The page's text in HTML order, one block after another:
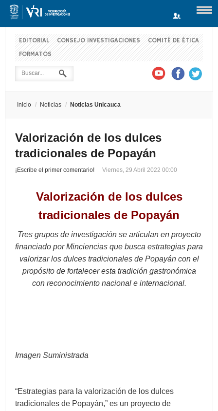
EDITORIAL CONSEJO INVESTIGACIONES
COMITÉ DE ÉTICA
FORMATOS
Inicio / Noticias / Noticias Unicauca
Valorización de los dulces
tradicionales de Popayán
¡Escribe el primer comentario! Viernes, 29 Abril 2022 00:00
Valorización de los dulces
tradicionales de Popayán
Tres grupos de investigación se articulan en proyecto
financiado por Minciencias que busca estrategias para
valorizar los dulces tradicionales de Popayán con el
propósito de fortalecer esta tradición gastronómica
con reconocimiento nacional e internacional.
Imagen Suministrada
“Estrategias para la valorización de los dulces
tradicionales de Popayán,” es un proyecto de
Usuario